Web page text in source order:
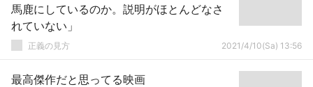
馬鹿にしているのか。説明がほとんどなさ
れていない」
正義の見方 2021/4/10(Sa) 13:56
最高傑作だと思ってる映画